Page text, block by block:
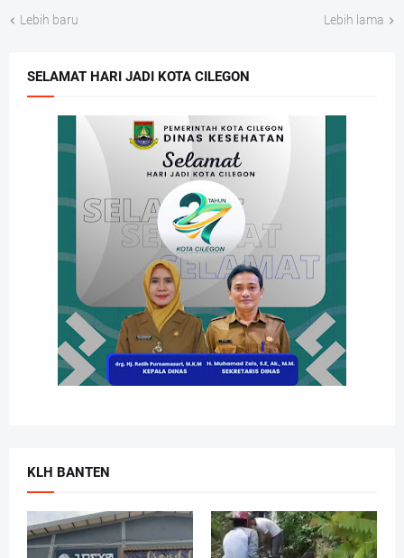
Lebih baru Lebih lama
SELAMAT HARI JADI KOTA CILEGON
KLH BANTEN